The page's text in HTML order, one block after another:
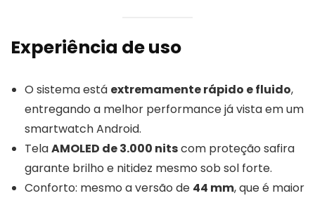
Experiência de uso
O sistema está extremamente rápido e fluido,
entregando a melhor performance já vista em um
smartwatch Android.
TelaAMOLED de 3.000 nitscom proteção safira
garante brilho e nitidez mesmo sob sol forte.
Conforto: mesmo a versão de 44 mm, que é maior